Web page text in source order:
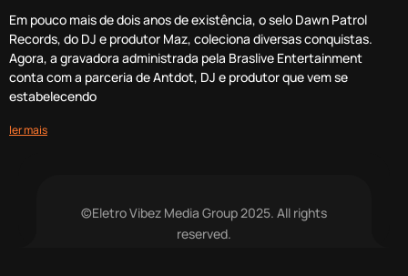
Em pouco mais de dois anos de existência, o selo Dawn Patrol
Records, do DJ e produtor Maz, coleciona diversas conquistas.
Agora, a gravadora administrada pela Braslive Entertainment
conta com a parceria de Antdot, DJ e produtor que vem se
estabelecendo
ler mais
©Eletro Vibez Media Group 2025. All rights
reserved.